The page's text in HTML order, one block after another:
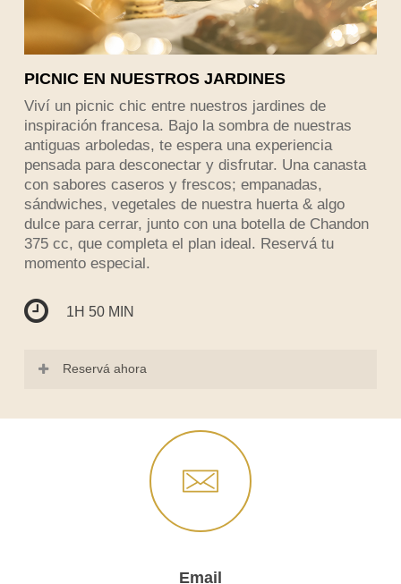
PICNIC EN NUESTROS JARDINES
Viví un picnic chic entre nuestros jardines de
inspiración francesa. Bajo la sombra de nuestras
antiguas arboledas, te espera una experiencia
pensada para desconectar y disfrutar. Una canasta
con sabores caseros y frescos; empanadas,
sándwiches, vegetales de nuestra huerta & algo
dulce para cerrar, junto con una botella de Chandon
375 cc, que completa el plan ideal. Reservá tu
momento especial.
1H 50 MIN
Reservá ahora
Email